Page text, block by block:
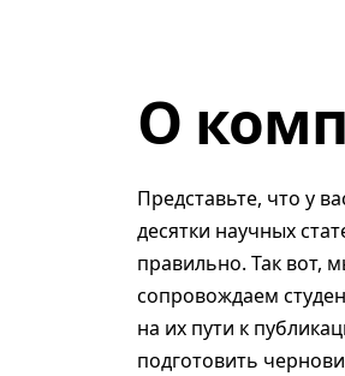
О
Представьте, что у
десятки научных
правильно. Так вот,
сопровождаем
на их пути к
подготовить